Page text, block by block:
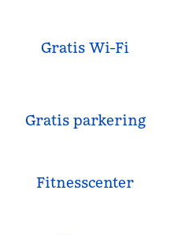
Gratis Wi-Fi
Gratis parkering
Fitnesscenter